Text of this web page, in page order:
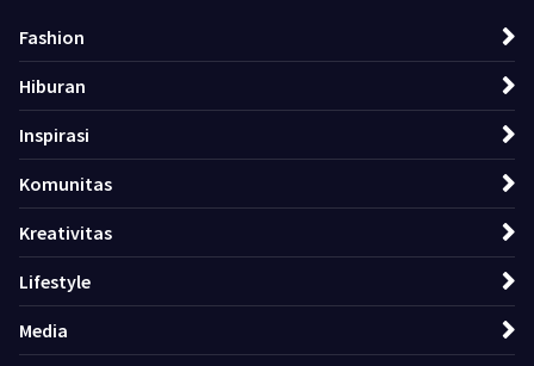
Fashion
Hiburan
Inspirasi
Komunitas
Kreativitas
Lifestyle
Media